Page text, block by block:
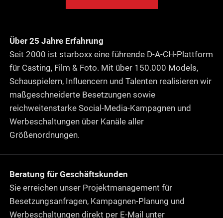
Über 25 Jahre Erfahrung
Seit 2000 ist starboxx eine führende D-A-CH-Plattform
für Casting, Film & Foto. Mit über 150.000 Models,
Schauspielern, Influencern und Talenten realisieren wir
maßgeschneiderte Besetzungen sowie
reichweitenstarke Social-Media-Kampagnen und
Werbeschaltungen über Kanäle aller
Größenordnungen.
Beratung für Geschäftskunden
Sie erreichen unser Projektmanagement für
Besetzungsanfragen, Kampagnen-Planung und
Werbeschaltungen direkt per E-Mail unter